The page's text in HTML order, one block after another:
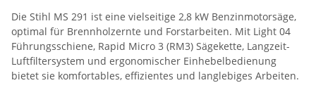
Die Stihl MS 291 ist eine vielseitige 2,8 kW Benzinmotorsäge,
optimal für Brennholzernte und Forstarbeiten. Mit Light 04
Führungsschiene, Rapid Micro 3 (RM3) Sägekette, Langzeit-
Luftfiltersystem und ergonomischer Einhebelbedienung
bietet sie komfortables, effizientes und langlebiges Arbeiten.